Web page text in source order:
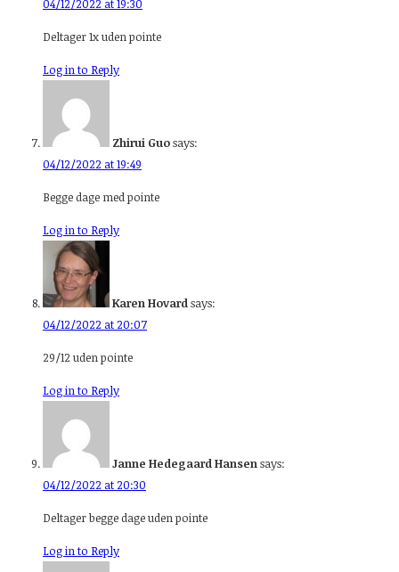
04/12/2022 at 19:30
Deltager 1x uden pointe
Log in to Reply
Zhirui Guosays:
04/12/2022 at 19:49
Begge dage med pointe
Log in to Reply
Karen Hovardsays:
04/12/2022 at 20:07
29/12 uden pointe
Log in to Reply
Janne Hedegaard Hansensays:
04/12/2022 at 20:30
Deltager begge dage uden pointe
Log in to Reply